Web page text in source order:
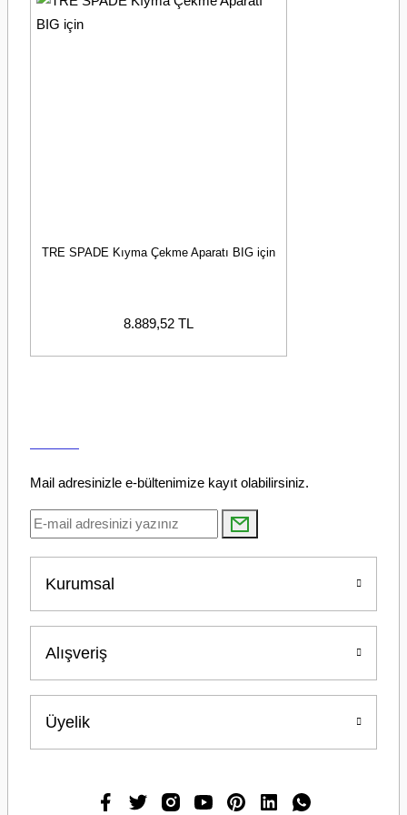
TRE SPADE Kıyma Çekme Aparatı BIG için
8.889,52 TL
Mail adresinizle e-bültenimize kayıt olabilirsiniz.
Kurumsal
Alışveriş
Üyelik